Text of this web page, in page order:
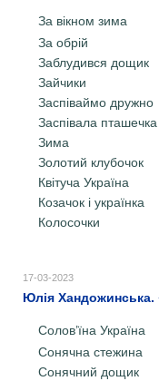
За вікном зима
За обрій
Заблудився дощик
Зайчики
Заспіваймо дружно
Заспівала пташечка
Зима
Золотий клубочок
Квітуча Україна
Козачок і українка
Колосочки
17-03-2023
Юлія Хандожинська.
Солов’їна Україна
Сонячна стежина
Сонячний дощик